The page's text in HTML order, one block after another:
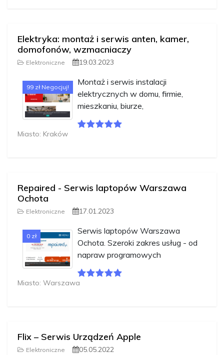
Elektryka: montaż i serwis anten, kamer,
domofonów, wzmacniaczy
Elektroniczne 19.03.2023
99 zł Negocjuj!
Montaż i serwis instalacji
elektrycznych w domu, firmie,
mieszkaniu, biurze,
Miasto: Kraków
Repaired - Serwis laptopów Warszawa
Ochota
Elektroniczne 17.01.2023
0 zł
Serwis laptopów Warszawa
Ochota. Szeroki zakres usług - od
napraw programowych
Miasto: Warszawa
Flix – Serwis Urządzeń Apple
Elektroniczne 05.05.2022